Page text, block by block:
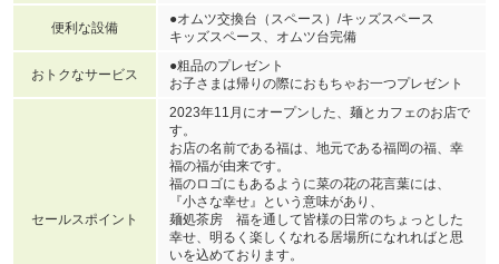
便利な設備
●オムツ交換台（スペース）/キッズスペース
キッズスペース、オムツ台完備
おトクなサービス
●粗品のプレゼント
お子さまは帰りの際におもちゃお一つプレゼント
セールスポイント
2023年11月にオープンした、麺とカフェのお店で
す。
お店の名前である福は、地元である福岡の福、幸
福の福が由来です。
福のロゴにもあるように菜の花の花言葉には、
『小さな幸せ』という意味があり、
麺処茶房 福を通して皆様の日常のちょっとした
幸せ、明るく楽しくなれる居場所になれればと思
いを込めております。